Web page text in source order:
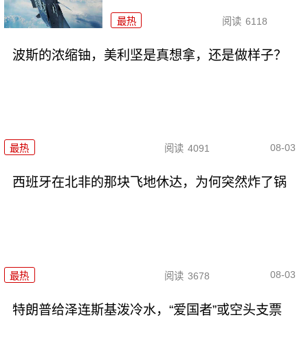
最热 阅读 6118
波斯的浓缩铀，美利坚是真想拿，还是做样子？
最热 阅读 4091 08-03
西班牙在北非的那块飞地休达，为何突然炸了锅
最热 阅读 3678 08-03
特朗普给泽连斯基泼冷水，“爱国者”或空头支票